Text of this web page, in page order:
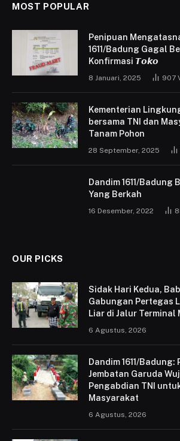
MOST POPULAR
Penipuan
1611/Badung Gagal
Konfirmasi 𝙏𝙤𝙠𝙤
8 Januari, 2025 907
Kementerian
bersama TNI dan
Tanam Pohon
28 September, 2025
Dandim 1611/Badung
Yang Berkah
16 Desember, 2022
OUR PICKS
Sidak Hari Kedua,
Gabungan Pertegas
Liar di Jalur Terminal
6 Agustus, 2026
Dandim 1611/
Jembatan Garuda
Pengabdian TNI
Masyarakat
6 Agustus, 2026